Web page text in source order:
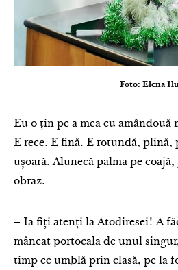
Foto: Elena
Eu o țin pe a mea cu
E rece. E fină. E rotundă, plină,
ușoară. Alunecă palma pe coajă,
obraz.
– Ia fiți atenți la Atodiresei! A
mâncat portocala de unul
timp ce umblă prin clasă, pe la